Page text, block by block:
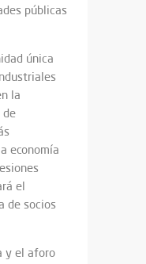
públicas
única
la
de
economía
el
de socios
y el aforo